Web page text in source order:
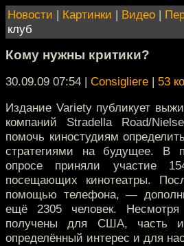
Новости | Картинки | Видео |
клуб
Кому нужны критики?
30.09.09 07:54 | Consigliere | 53
Издание Variety публикует
компаний Stradella Road/
помочь киностудиям
стратегиями на будущее. В
опросе приняли участие
посещающих кинотеатры.
помощью телефона, —
ещё 2305 человек.
получены для США, часть
определённый интерес и для